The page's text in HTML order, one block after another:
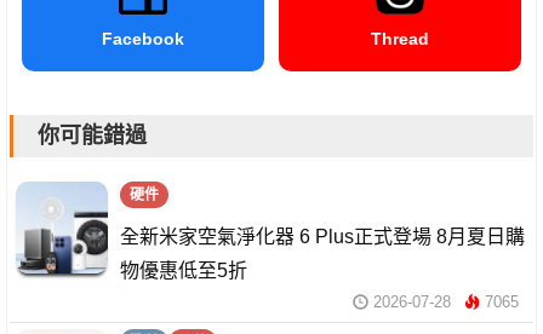
Facebook Thread
你可能錯過
硬件
全新米家空氣淨化器 6 Plus正式登場 8月夏日購
物優惠低至5折
2026-07-28 7065